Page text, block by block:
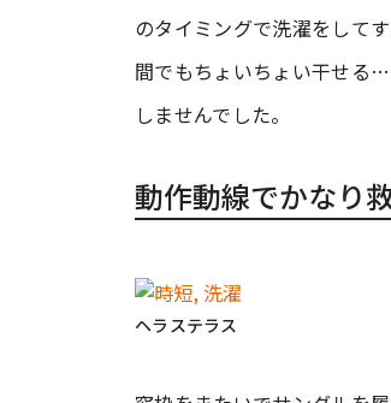
のタイミングで洗濯をして
間でもちょいちょい干せる
しませんでした。
動作動線でかなり
ヘラステラス